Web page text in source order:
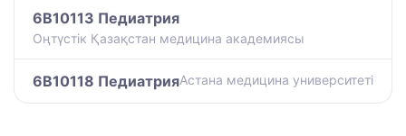
6B10113 Педиатрия
Оңтүстік Қазақстан медицина академиясы
6B10118 ПедиатрияАстана медицина университеті